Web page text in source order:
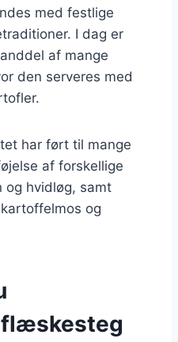
med festlige
I dag er
af mange
den serveres med
har ført til mange
af forskellige
og hvidløg, samt
og